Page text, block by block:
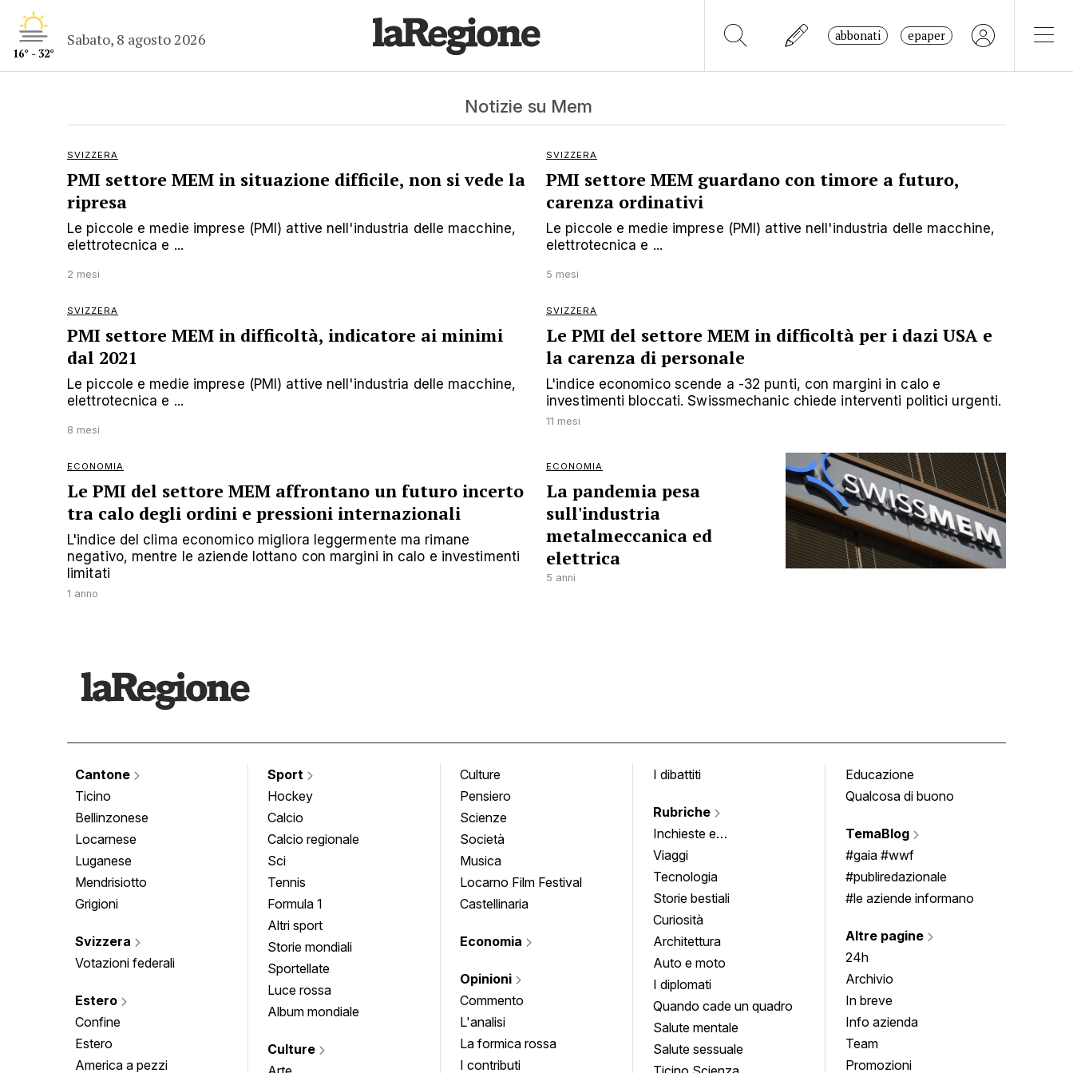
16° - 32°
Sabato, 8 agosto 2026 abbonati epaper
Notizie su Mem
SVIZZERA
PMI settore MEM in situazione difficile, non si vede la
ripresa
Le piccole e medie imprese (PMI) attive nell'industria delle macchine,
elettrotecnica e ...
2 mesi
SVIZZERA
PMI settore MEM guardano con timore a futuro,
carenza ordinativi
Le piccole e medie imprese (PMI) attive nell'industria delle macchine,
elettrotecnica e ...
5 mesi
SVIZZERA
PMI settore MEM in difficoltà, indicatore ai minimi
dal 2021
Le piccole e medie imprese (PMI) attive nell'industria delle macchine,
elettrotecnica e ...
8 mesi
SVIZZERA
Le PMI del settore MEM in difficoltà per i dazi USA e
la carenza di personale
L'indice economico scende a -32 punti, con margini in calo e
investimenti bloccati. Swissmechanic chiede interventi politici urgenti.
11 mesi
ECONOMIA
Le PMI del settore MEM affrontano un futuro incerto
tra calo degli ordini e pressioni internazionali
L'indice del clima economico migliora leggermente ma rimane
negativo, mentre le aziende lottano con margini in calo e investimenti
limitati
1 anno
ECONOMIA
La pandemia pesa
sull'industria
metalmeccanica ed
elettrica
5 anni
Cantone
Ticino
Bellinzonese
Locarnese
Luganese
Mendrisiotto
Grigioni
Svizzera
Votazioni federali
Estero
Confine
Estero
America a pezzi
Sport
Hockey
Calcio
Calcio regionale
Sci
Tennis
Formula 1
Altri sport
Storie mondiali
Sportellate
Luce rossa
Album mondiale
Culture
Culture
Pensiero
Scienze
Società
Musica
Locarno Film Festival
Castellinaria
Economia
Opinioni
Commento
L'analisi
La formica rossa
I contributi
I dibattiti
Rubriche
Inchieste e
approfondimenti
Viaggi
Tecnologia
Storie bestiali
Curiosità
Architettura
Auto e moto
I diplomati
Quando cade un quadro
Salute mentale
Salute sessuale
Educazione
Qualcosa di buono
TemaBlog
#gaia #wwf
#publiredazionale
#le aziende informano
Altre pagine
24h
Archivio
In breve
Info azienda
Team
Promozioni